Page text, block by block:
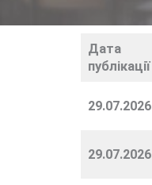
Дата
публікації
29.07.2026
29.07.2026